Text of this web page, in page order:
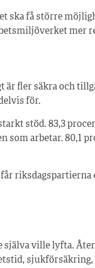
ska få större
mer
är fler säkra och
för.
stöd. 83,3
som arbetar. 80,1
riksdagsparti­erna
ville lyfta.